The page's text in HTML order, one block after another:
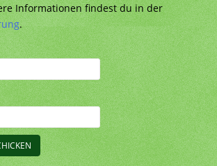
Informationen findest du in der
.